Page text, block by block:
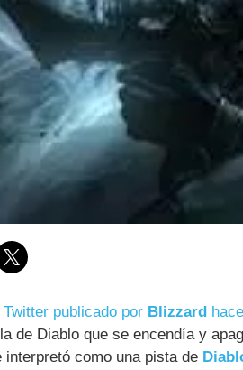
publicado por Blizzard
de Diablo que se encendía y
interpretó como una pista de